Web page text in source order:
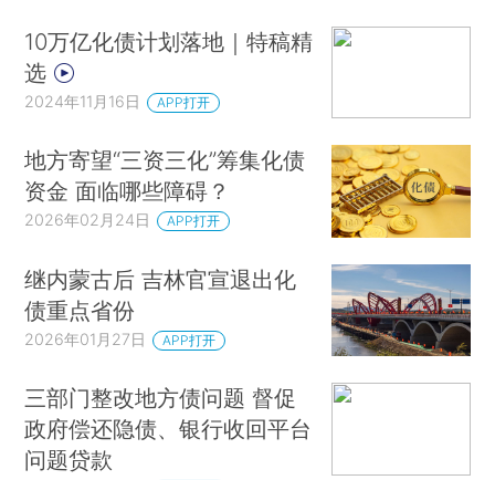
10万亿化债计划落地｜特稿精
选
2024年11月16日 APP打开
地方寄望“三资三化”筹集化债
资金 面临哪些障碍？
2026年02月24日 APP打开
继内蒙古后 吉林官宣退出化
债重点省份
2026年01月27日 APP打开
三部门整改地方债问题 督促
政府偿还隐债、银行收回平台
问题贷款